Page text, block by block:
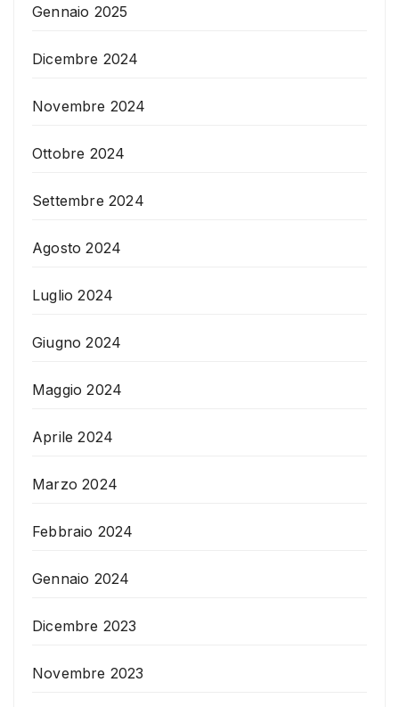
Gennaio 2025
Dicembre 2024
Novembre 2024
Ottobre 2024
Settembre 2024
Agosto 2024
Luglio 2024
Giugno 2024
Maggio 2024
Aprile 2024
Marzo 2024
Febbraio 2024
Gennaio 2024
Dicembre 2023
Novembre 2023